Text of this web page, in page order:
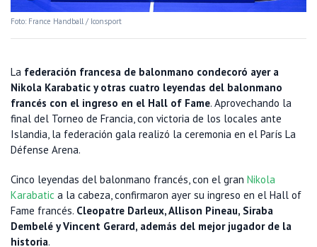
Foto: France Handball / Iconsport
La federación francesa de balonmano condecoró ayer a
Nikola Karabatic y otras cuatro leyendas del balonmano
francés con el ingreso en el Hall of Fame. Aprovechando la
final del Torneo de Francia, con victoria de los locales ante
Islandia, la federación gala realizó la ceremonia en el París La
Défense Arena.
Cinco leyendas del balonmano francés, con el gran Nikola
Karabatic a la cabeza, confirmaron ayer su ingreso en el Hall of
Fame francés. Cleopatre Darleux, Allison Pineau, Siraba
Dembelé y Vincent Gerard, además del mejor jugador de la
historia.